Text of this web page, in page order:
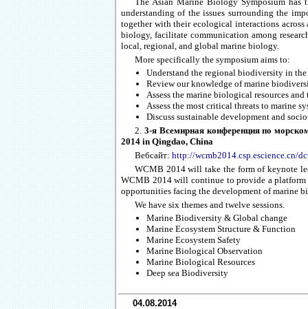
understanding of the issues surrounding the
together with their ecological interactions
biology, facilitate communication among
local, regional, and global marine biology.
More specifically the symposium aims to:
Understand the regional biodiversity in the
Review our knowledge of marine
Assess the marine biological resources
Assess the most critical threats to marine
Discuss sustainable development and
2. 3-я Всемирная конференция по
2014 in Qingdao, China
Вебсайт: http://wcmb2014.csp.escience.cn/
WCMB 2014 will take the form of keynote
WCMB 2014 will continue to provide a platform
opportunities facing the development of marine
We have six themes and twelve sessions.
Marine Biodiversity & Global change
Marine Ecosystem Structure & Function
Marine Ecosystem Safety
Marine Biological Observation
Marine Biological Resources
Deep sea Biodiversity
04.08.2014